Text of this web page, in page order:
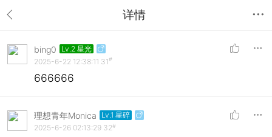
详情
bing0
Lv.2 星光
2025-6-22 12:38:11 31#
666666
理想青年Monica
Lv.1 星碎
2025-6-26 02:13:29 32#